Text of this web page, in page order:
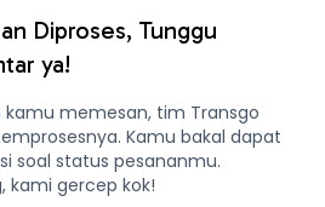
Diproses, Tunggu
ya!
kamu memesan, tim Transgo
Kamu bakal dapat
soal status pesananmu.
kami gercep kok!